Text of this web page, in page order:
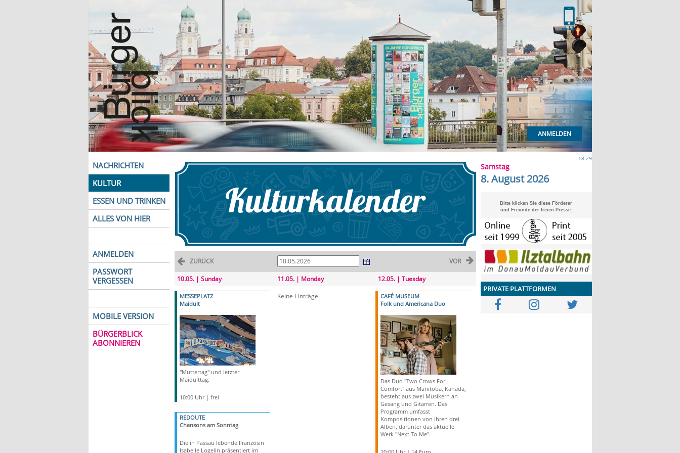
ANMELDEN
NACHRICHTEN
KULTUR
ESSEN UND TRINKEN
ALLES VON HIER
ANMELDEN
PASSWORT
VERGESSEN
MOBILE VERSION
BÜRGERBLICK
ABONNIEREN
ZURÜCK VOR
10.05. | Sunday
MESSEPLATZ
Maidult
"Muttertag" und letzter
Maidulttag.
10:00 Uhr | frei
REDOUTE
Chansons am Sonntag
Die in Passau lebende Französin
Isabelle Logelin präsentiert im
11.05. | Monday
Keine Einträge
12.05. | Tuesday
CAFÉ MUSEUM
Folk und Americana Duo
Das Duo "Two Crows For
Comfort" aus Manitoba, Kanada,
besteht aus zwei Musikern an
Gesang und Gitarren. Das
Programm umfasst
Kompositionen von ihren drei
Alben, darunter das aktuelle
Werk "Next To Me".
18:29
Samstag
8. August 2026
Bitte klicken Sie diese Förderer
und Freunde der freien Presse:
PRIVATE PLATTFORMEN